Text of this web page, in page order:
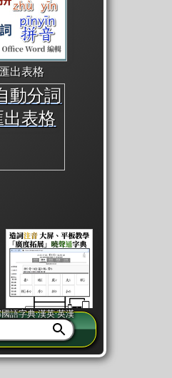
匯出表格
或「同筆畫」。
字詞的解釋，不
語字典·漢英·英漢